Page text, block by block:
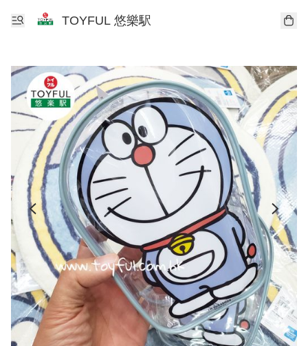
TOYFUL 悠樂駅